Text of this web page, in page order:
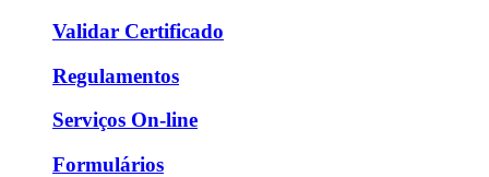
Validar Certificado
Regulamentos
Serviços On-line
Formulários